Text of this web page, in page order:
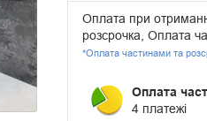
Оплата при
розсрочка, Оплата
*Оплата частинами та
Оплата
4 платежі